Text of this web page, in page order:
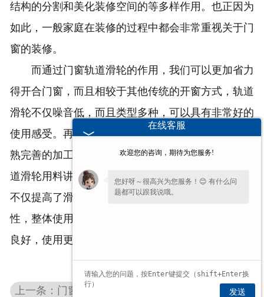
结构的分割和美化装修空间的等多样作用。也正因为
如此，一般家庭在装修的过程中都会非常重视关于门
窗的装修。
而通过门窗轨道滑轮的作用，我们可以更加省力
得开合门窗，而且相较于其他传统的开窗方式，轨道
滑轮不仅噪音低，而且类型多种，可以具有非常好的
使用感受。再加上由于门窗轨道在加工过程中采用成
熟完善的加工工艺，所以现在市面上大部分的门窗轨
道滑轮用料讲究，而且采用独特的表面热处理技术，
不仅提高了滑轮的刚度和硬度，同时也增大了耐磨
性，整体使用寿命长，而且不易腐蚀生锈，性能更加
良好，使用更加安心。
上一条：门窗五金滑轮为何能够得到市场认可？
在线客服
题都可以跟我说哦。
发送